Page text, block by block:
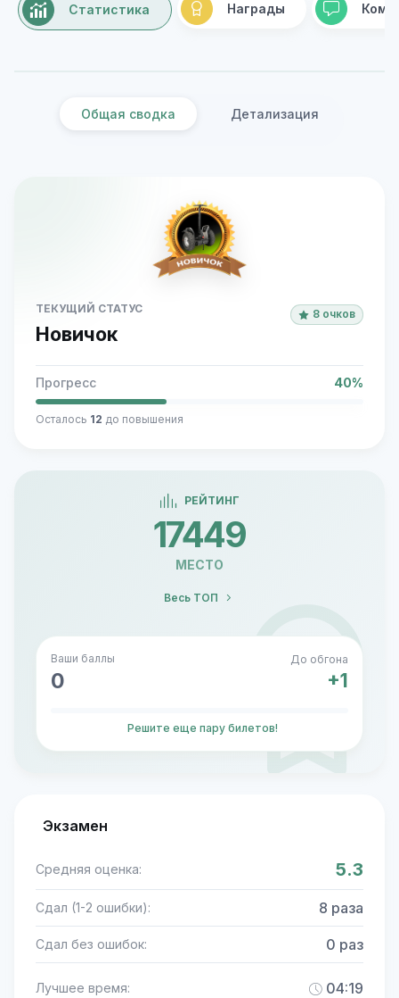
Статистика Награды
Общая сводка Детализация
ТЕКУЩИЙ СТАТУС
Новичок
8 очков
Прогресс 40%
Осталось 12 до повышения
РЕЙТИНГ
17449
МЕСТО
Весь ТОП
Ваши баллы
0
До обгона
+1
Решите еще пару билетов!
Экзамен
Средняя оценка: 5.3
Сдал (1-2 ошибки): 8 раза
Сдал без ошибок: 0 раз
Лучшее время: 04:19